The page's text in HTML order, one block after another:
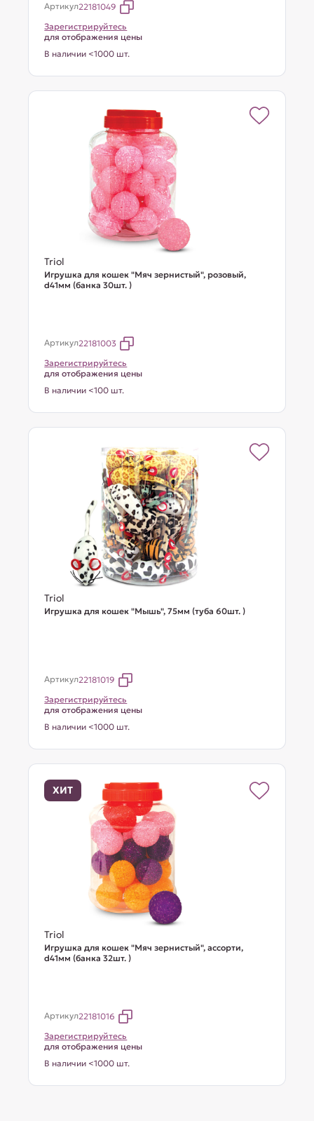
Артикул22181049
Зарегистрируйтесь
для отображения цены
В наличии <1000 шт.
Triol
Игрушка для кошек "Мяч зернистый", розовый,
d41мм (банка 30шт. )
Артикул22181003
Зарегистрируйтесь
для отображения цены
В наличии <100 шт.
Triol
Игрушка для кошек "Мышь", 75мм (туба 60шт. )
Артикул22181019
Зарегистрируйтесь
для отображения цены
В наличии <1000 шт.
ХИТ
Triol
Игрушка для кошек "Мяч зернистый", ассорти,
d41мм (банка 32шт. )
Артикул22181016
Зарегистрируйтесь
для отображения цены
В наличии <1000 шт.